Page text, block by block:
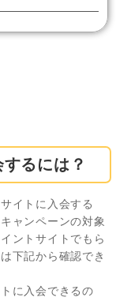
るには？
イトに入会する
ャンペーンの対象
ントサイトでもら
下記から確認でき
に入会できるの